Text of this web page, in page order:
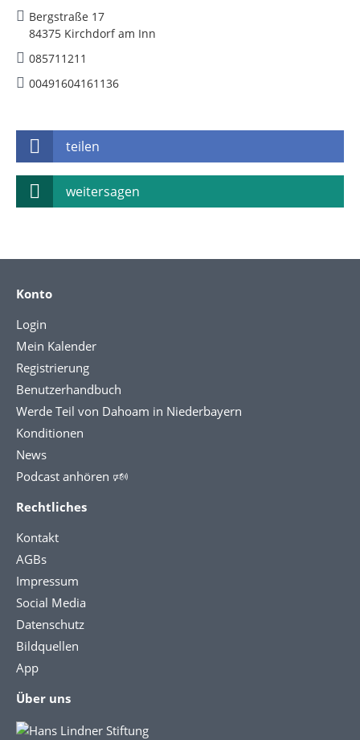
Bergstraße 17
84375 Kirchdorf am Inn
085711211
00491604161136
teilen
weitersagen
Konto
Login
Mein Kalender
Registrierung
Benutzerhandbuch
Werde Teil von Dahoam in Niederbayern
Konditionen
News
Podcast anhören 🕬
Rechtliches
Kontakt
AGBs
Impressum
Social Media
Datenschutz
Bildquellen
App
Über uns